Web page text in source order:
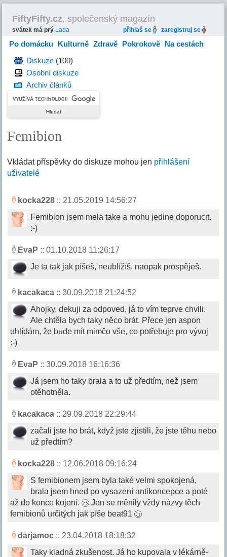
FiftyFifty.cz, společenský magazín
svátek má prý Lada přihlaš se zaregistruj se
Po domácku Kulturně Zdravě Pokrokově Na cestách
HravěDiskuze (100)
Osobní diskuze
Archiv článků
Femibion
Vkládat příspěvky do diskuze mohou jen přihlášení
uživatelé
kocka228 :: 21.05.2019 14:56:27
Femibion jsem mela take a mohu jedine doporucit.
:-)
EvaP :: 01.10.2018 11:26:17
Je ta tak jak píšeš, neublížíš, naopak prospěješ.
kacakaca :: 30.09.2018 21:24:52
Ahojky, dekuji za odpoved, já to vím teprve chvili.
Ale chtěla bych taky něco brát. Přece jen aspon
uhlídám, že bude mít mimčo vše, co potřebuje pro vývoj
:-)
EvaP :: 30.09.2018 16:16:36
Já jsem ho taky brala a to už předtím, než jsem
otěhotněla.
kacakaca :: 29.09.2018 22:29:44
začali jste ho brát, když jste zjistili, že jste těhu nebo
už předtím?
kocka228 :: 12.06.2018 09:16:24
S femibionem jsem byla také velmi spokojená,
brala jsem hned po vysazení antikoncepce a poté
až do konce kojení.
Jen se měnily vždy názvy těch
femibionů určitých jak píše beat91
darjamoc :: 23.04.2018 18:18:32
Taky kladná zkušenost. Já ho kupovala v lékárně-